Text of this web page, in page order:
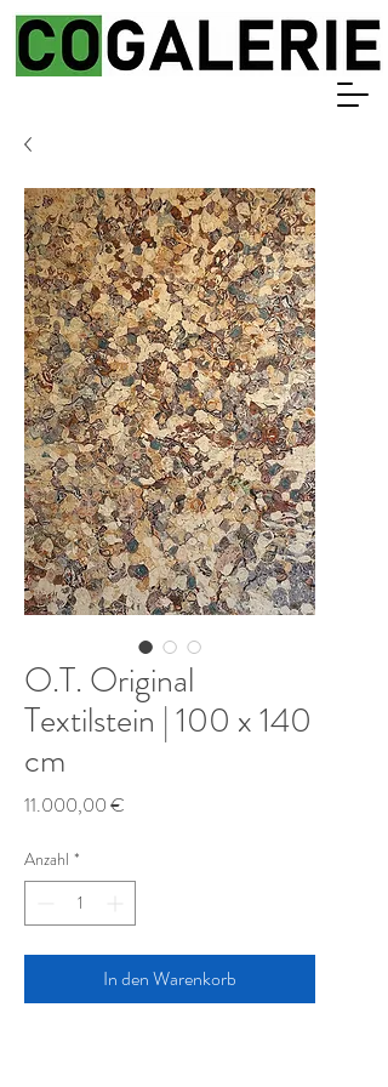
O.T. Original
Textilstein | 100 x 140
cm
11.000,00 €
Anzahl *
In den Warenkorb